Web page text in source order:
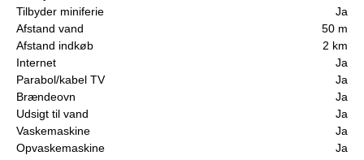
Tilbyder miniferie
Ja
Afstand vand
50 m
Afstand indkøb
2 km
Internet
Ja
Parabol/kabel TV
Ja
Brændeovn
Ja
Udsigt til vand
Ja
Vaskemaskine
Ja
Opvaskemaskine
Ja